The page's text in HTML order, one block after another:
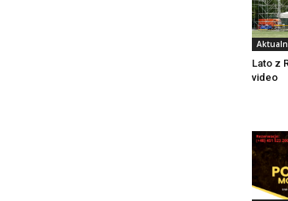
Lato z
video